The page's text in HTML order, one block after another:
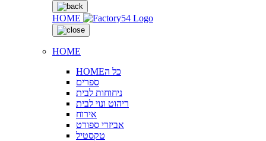
HOME
HOME
HOMEכל ה
ספרים
ניחוחות לבית
ריהוט ונוי לבית
אירוח
אביזרי ספורט
טקסטיל